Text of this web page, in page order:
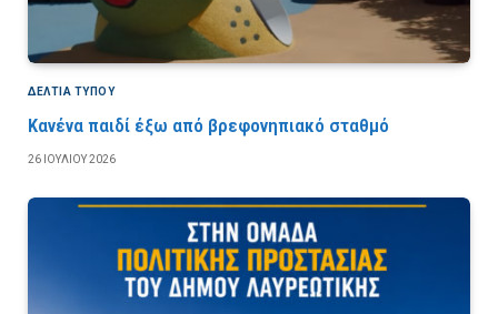
ΔΕΛΤΙΑ ΤΥΠΟΥ
Κανένα παιδί έξω από βρεφονηπιακό σταθμό
26 ΙΟΥΛΊΟΥ 2026